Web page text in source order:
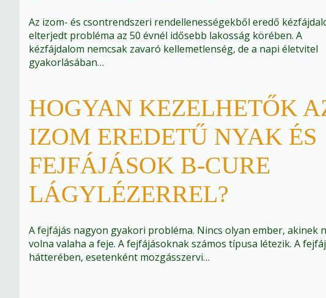
Az izom- és csontrendszeri rendellenességekből eredő
elterjedt probléma az 50 évnél idősebb lakosság körében. A
kézfájdalom nemcsak zavaró kellemetlenség, de a napi életvitel
gyakorlásában…
HOGYAN KEZELHETŐK
IZOM EREDETŰ NYAK ÉS
FEJFÁJÁSOK B-CURE
LÁGYLÉZERREL?
A fejfájás nagyon gyakori probléma. Nincs olyan ember, akinek
volna valaha a feje. A fejfájásoknak számos típusa létezik. A
hátterében, esetenként mozgásszervi…